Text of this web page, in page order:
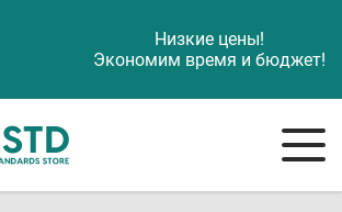
Низкие цены!
Экономим время и бюджет!